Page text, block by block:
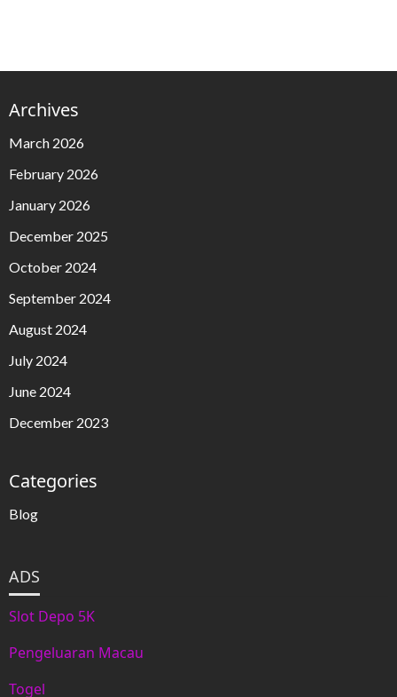
Archives
March 2026
February 2026
January 2026
December 2025
October 2024
September 2024
August 2024
July 2024
June 2024
December 2023
Categories
Blog
ADS
Slot Depo 5K
Pengeluaran Macau
Togel